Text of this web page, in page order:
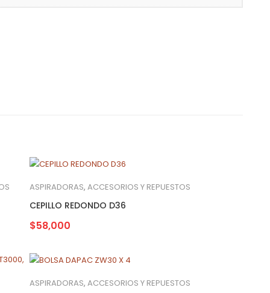
ASPIRADORAS, ACCESORIOS Y REPUESTOS
CEPILLO REDONDO D36
$58,000
ASPIRADORAS, ACCESORIOS Y REPUESTOS